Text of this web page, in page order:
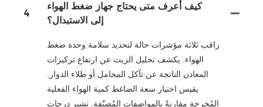
4
كيف أعرف متى يحتاج جهاز ضغط الهواء
إلى الاستبدال؟
راقب ثلاثة مؤشرات حالة لتحديد سلامة وحدة ضغط
الهواء. يكشف تحليل الزيت عن ارتفاع تركيزات
المعادن الناتجة عن تآكل المحامل أو طلاء الدوار.
يقيس اختبار سعة الضاغط كمية الهواء الفعلية
المُخرجة مقارنةً بالمواصفات المُصنّفة. تشير درجات